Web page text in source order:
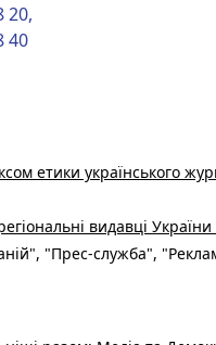
20,
40
етики українського
видавці України
"Прес-служба",